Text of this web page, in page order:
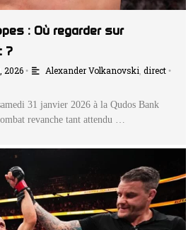
: Où regarder sur
?
2026 • Alexander Volkanovski, direct •
31 janvier 2026 à la Qudos Bank
revanche tant attendu …